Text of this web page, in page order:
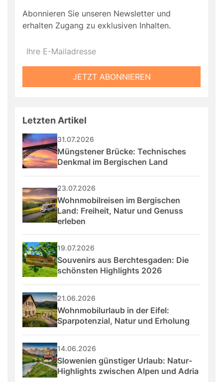
Abonnieren Sie unseren Newsletter und
erhalten Zugang zu exklusiven Inhalten.
Do
*Ihre
JETZT ABONNIEREN
Letzten Artikel
31.07.2026
Müngstener Brücke: Technisches
Denkmal im Bergischen Land
23.07.2026
Wohnmobilreisen im Bergischen
Land: Freiheit, Natur und Genuss
erleben
19.07.2026
Souvenirs aus Berchtesgaden: Die
schönsten Highlights 2026
21.06.2026
Wohnmobilurlaub in der Eifel:
Sparpotenzial, Natur und Erholung
14.06.2026
Slowenien günstiger Urlaub: Natur-
Highlights zwischen Alpen und Adria